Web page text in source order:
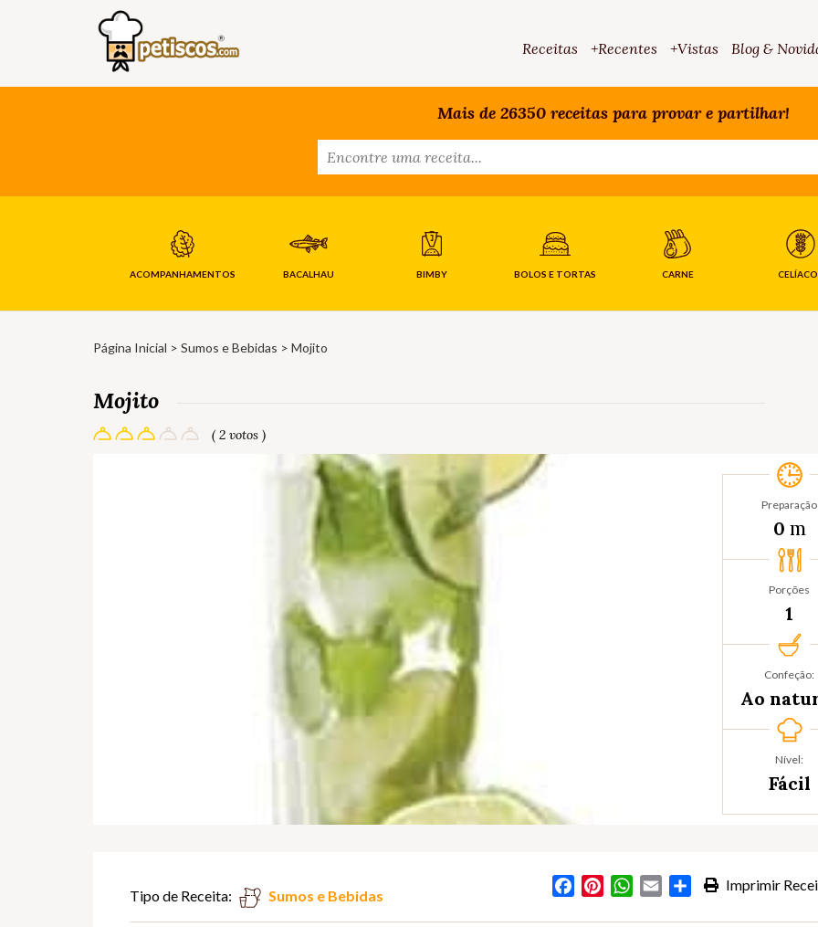
Receitas +Recentes +Vistas Blog &
Mais de 26350 receitas para provar e partilhar!
ACOMPANHAMENTOS BACALHAU BIMBY BOLOS E TORTAS CARNE
Página Inicial > Sumos e Bebidas > Mojito
Mojito
( 2 votos )
Preparação
0 m
Porções
1
Confeção:
Ao
Nível:
Fácil
Imprimir
FacebookPinterestWhatsApp
Email Partilhar
Tipo de Receita: Sumos e Bebidas